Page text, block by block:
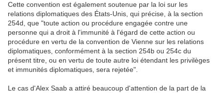
Cette convention est également soutenue par la loi sur les
relations diplomatiques des États-Unis, qui précise, à la section
254d, que "toute action ou procédure engagée contre une
personne qui a droit à l'immunité à l'égard de cette action ou
procédure en vertu de la convention de Vienne sur les relations
diplomatiques, conformément à la section 254b ou 254c du
présent titre, ou en vertu de toute autre loi étendant les privilèges
et immunités diplomatiques, sera rejetée".
Le cas d'Alex Saab a attiré beaucoup d'attention de la part de la